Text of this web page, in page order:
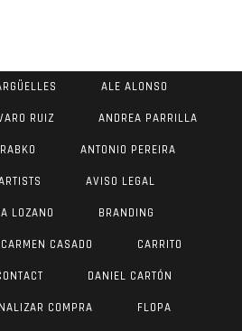
ALE ALONSO
RUIZ ANDREA PARRILLA
ANTONIO PEREIRA
AVISO LEGAL
LOZANO BRANDING
CARMEN CASADO CARRITO
DANIEL CARTÓN
COMPRA FLOPA